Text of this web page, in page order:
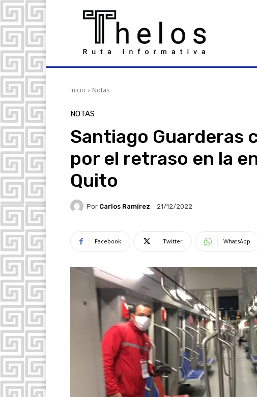
Inicio Notas
NOTAS
Santiago Guarderas
por el retraso en la
Quito
Por Carlos Ramírez 21/12/2022
Facebook Twitter WhatsApp